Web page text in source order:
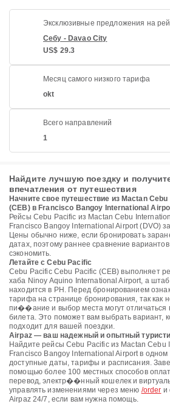
Эксклюзивные предложения на
Себу - Davao City
US$ 29.3
Месяц самого низкого тарифа
okt
Всего направлений
1
Найдите лучшую поездку и
впечатления от путешествия
Начните свое путешествие из Mactan
(CEB) в Francisco Bangoy International
Рейсы Cebu Pacific из Mactan Cebu
Francisco Bangoy International Airport (DVO)
Цены обычно ниже, если бронировать
датах, поэтому раннее сравнение
сэкономить.
Летайте с Cebu Pacific
Cebu Pacific Cebu Pacific (CEB) выполняет
хаба Ninoy Aquino International Airport, а
находится в PH. Перед бронированием
тарифа на странице бронирования, так как
пи��ание и выбор места могут отличаться
билета. Это поможет вам выбрать вариант,
подходит для вашей поездки.
Airpaz — ваш надежный и опытный
Найдите рейсы Cebu Pacific из Mactan Cebu
Francisco Bangoy International Airport в одном
доступные даты, тарифы и расписания.
помощью более 100 местных способов
перевод, электр��нный кошелек и
управлять изменениями через меню /order и
Airpaz 24/7, если вам нужна помощь.